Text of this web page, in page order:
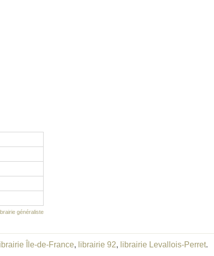
généraliste
librairie Île-de-France, librairie 92, librairie Levallois-Perret.